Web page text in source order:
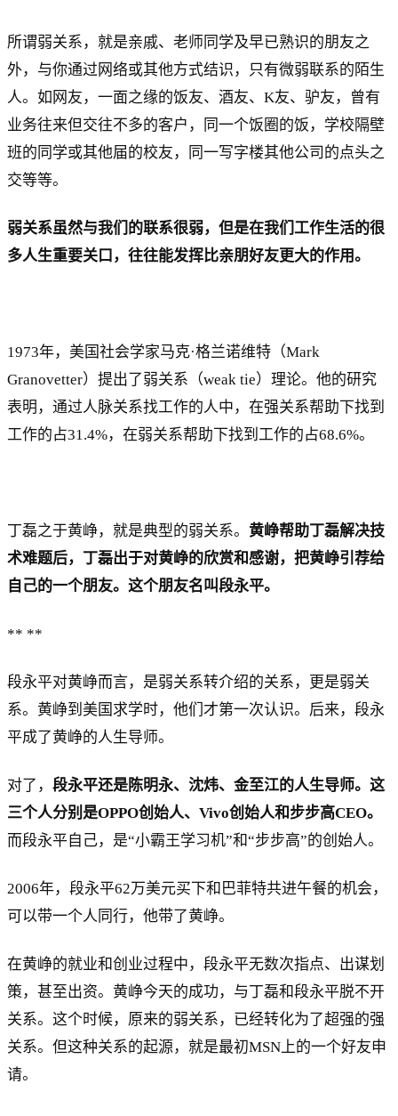
所谓弱关系，就是亲戚、老师同学及早已熟识的朋友之
外，与你通过网络或其他方式结识，只有微弱联系的陌生
人。如网友，一面之缘的饭友、酒友、K友、驴友，曾有
业务往来但交往不多的客户，同一个饭圈的饭，学校隔壁
班的同学或其他届的校友，同一写字楼其他公司的点头之
交等等。
弱关系虽然与我们的联系很弱，但是在我们工作生活的很
多人生重要关口，往往能发挥比亲朋好友更大的作用。
1973年，美国社会学家马克·格兰诺维特（Mark
Granovetter）提出了弱关系（weak tie）理论。他的研究
表明，通过人脉关系找工作的人中，在强关系帮助下找到
工作的占31.4%，在弱关系帮助下找到工作的占68.6%。
丁磊之于黄峥，就是典型的弱关系。 黄峥帮助丁磊解决技
术难题后，丁磊出于对黄峥的欣赏和感谢，把黄峥引荐给
自己的一个朋友。这个朋友名叫段永平。
** **
段永平对黄峥而言，是弱关系转介绍的关系，更是弱关
系。黄峥到美国求学时，他们才第一次认识。后来，段永
平成了黄峥的人生导师。
对了， 段永平还是陈明永、沈炜、金至江的人生导师。这
三个人分别是OPPO创始人、Vivo创始人和步步高CEO。
而段永平自己，是“小霸王学习机”和“步步高”的创始人。
2006年，段永平62万美元买下和巴菲特共进午餐的机会，
可以带一个人同行，他带了黄峥。
在黄峥的就业和创业过程中，段永平无数次指点、出谋划
策，甚至出资。黄峥今天的成功，与丁磊和段永平脱不开
关系。这个时候，原来的弱关系，已经转化为了超强的强
关系。但这种关系的起源，就是最初MSN上的一个好友申
请。